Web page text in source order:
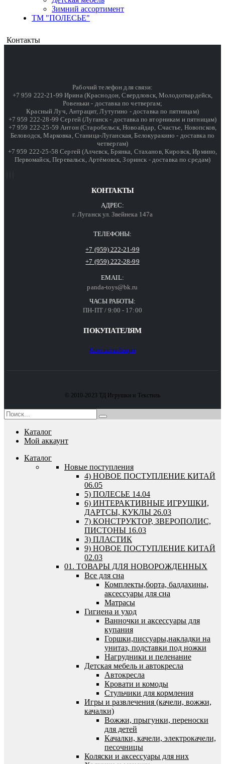
Зимний ассортимент
ТМ "ПОЛЕСЬЕ"
Контакты
Рабочий телефон для связи:
+7 959 222-21-99 Ирина (Краснодон, Свердловск, Молодогвардейск,
Ровеньки - доставка по четвергам;
Красный Луч, Антрацит, Лутугино - доставка по пятницам)
+7 959 222-28-99 Сергей (Луганск - доставка по вторникам и пятницам)
+7 959 222-25-59 Антон (Старобельск, Новоайдар, Счастье, Новопсков,
Беловодск, Марковка, Станица-Луганская, Белокуракино - доставка по
четвергам)
+7 959 222-25-58 Сергей (Алчевск, Брянка, Стаханов, Кировск, Ирмино,
Первомайск, Перевальск, Артёмовск, Зоринск - доставка по средам)
КОНТАКТЫ
АДРЕС:
г. Луганск ул. Звейнека 147а
ТЕЛЕФОНЫ:
+7 (959) 222-21-99
+7 (959) 222-28-99
EMAIL:
panda-toys@bk.ru
ЧАСЫ РАБОТЫ:
ПН-ПТ / 9:00 - 17:00
ПОКУПАТЕЛЯМ
КонтактыАкции
© 2010-2023 ТД Игрушки и Текстиль
Каталог
Мой аккаунт
Каталог
Новые поступления
4) НОВОЕ ПОСТУПЛЕНИЕ КИТАЙ
06.05
5) ПОЛЕСЬЕ 14.04
6) ИНТЕРАКТИВНЫЕ ИГРУШКИ,
ДАРТСЫ, КУКЛЫ 26.03
7) КОНСТРУКТОР, ЗВЕРОПОЛИС,
ПИСТОНЫ 16.03
3) ПЛАСТИК
9) НОВОЕ ПОСТУПЛЕНИЕ КИТАЙ
02.03
01. ТОВАРЫ ДЛЯ НОВОРОЖДЕННЫХ
Все для сна
Комплекты,борта, балдахины,
аксессуары для сна
Матрасы
Гигиена и уход
Ванночки и аксессуары для
купания
Горшки,писсуары,накладки на
унитаз, подставки под ножки
Нагрудники и пеленание
Детская мебель и автокресла
Автокресла
Кровати и комоды
Стульчики для кормления
Игры и развлечения (качели, вожжи,
качалки)
Вожжи, прыгунки, переноски
для детей
Качалки, качели, электрокачели,
песочницы
Коляски и аксессуары для них